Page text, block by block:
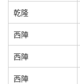
乾隆
西陣
西陣
西陣